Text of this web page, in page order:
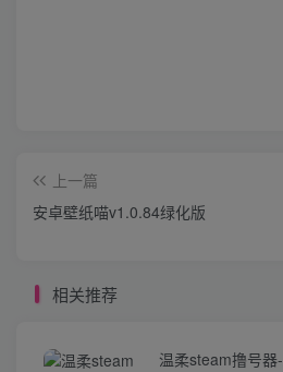
上一篇
安卓壁纸喵v1.0.84绿化版
相关推荐
温柔steam撸号